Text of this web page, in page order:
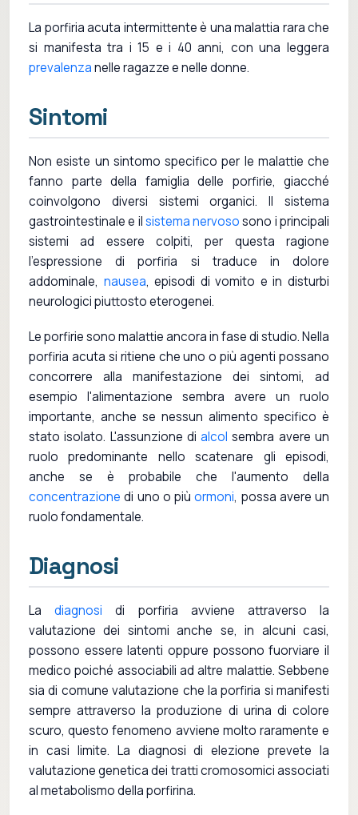
La porfiria acuta intermittente è una malattia rara che
si manifesta tra i 15 e i 40 anni, con una leggera
prevalenzanelle ragazze e nelle donne.
Sintomi
Non esiste un sintomo specifico per le malattie che
fanno parte della famiglia delle porfirie, giacché
coinvolgono diversi sistemi organici. Il sistema
gastrointestinale e ilsistema nervososono i principali
sistemi ad essere colpiti, per questa ragione
l'espressione di porfiria si traduce in dolore
addominale, nausea, episodi di vomito e in disturbi
neurologici piuttosto eterogenei.
Le porfirie sono malattie ancora in fase di studio. Nella
porfiria acuta si ritiene che uno o più agenti possano
concorrere alla manifestazione dei sintomi, ad
esempio l'alimentazione sembra avere un ruolo
importante, anche se nessun alimento specifico è
stato isolato. L'assunzione dialcol sembra avere un
ruolo predominante nello scatenare gli episodi,
anche se è probabile che l'aumento della
concentrazione di uno o piùormoni, possa avere un
ruolo fondamentale.
Diagnosi
Ladiagnosi di porfiria avviene attraverso la
valutazione dei sintomi anche se, in alcuni casi,
possono essere latenti oppure possono fuorviare il
medico poiché associabili ad altre malattie. Sebbene
sia di comune valutazione che la porfiria si manifesti
sempre attraverso la produzione di urina di colore
scuro, questo fenomeno avviene molto raramente e
in casi limite. La diagnosi di elezione prevete la
valutazione genetica dei tratti cromosomici associati
al metabolismo della porfirina.